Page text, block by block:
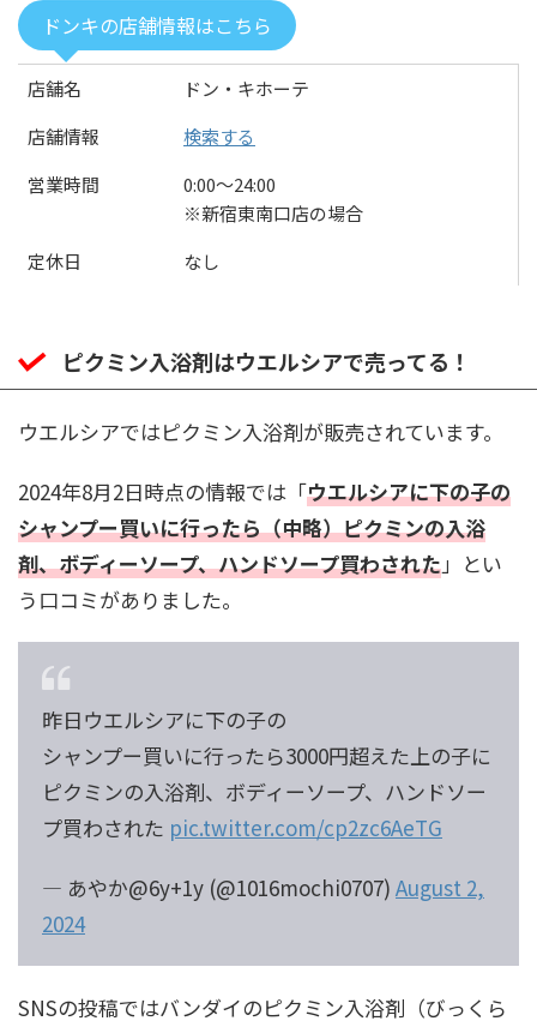
ドンキの店舗情報はこちら
店舗名
ドン・キホーテ
店舗情報
検索する
営業時間
0:00〜24:00
※新宿東南口店の場合
定休日
なし
ピクミン入浴剤はウエルシアで売ってる！
ウエルシアではピクミン入浴剤が販売されています。
2024年8月2日時点の情報では「ウエルシアに下の子の
シャンプー買いに行ったら（中略）ピクミンの入浴
剤、ボディーソープ、ハンドソープ買わされた」とい
う口コミがありました。
昨日ウエルシアに下の子の
シャンプー買いに行ったら3000円超えた上の子に
ピクミンの入浴剤、ボディーソープ、ハンドソー
プ買わされた pic.twitter.com/cp2zc6AeTG
— あやか@6y+1y (@1016mochi0707) August 2,
2024
SNSの投稿ではバンダイのピクミン入浴剤（びっくら